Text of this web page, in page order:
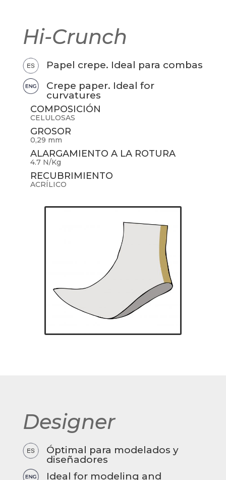
Hi-Crunch
Papel crepe. Ideal para combas
Crepe paper. Ideal for
curvatures
COMPOSICIÓN
CELULOSAS
GROSOR
0,29 mm
ALARGAMIENTO A LA ROTURA
4.7 N/Kg
RECUBRIMIENTO
ACRÍLICO
Designer
Óptimal para modelados y
diseñadores
Ideal for modeling and